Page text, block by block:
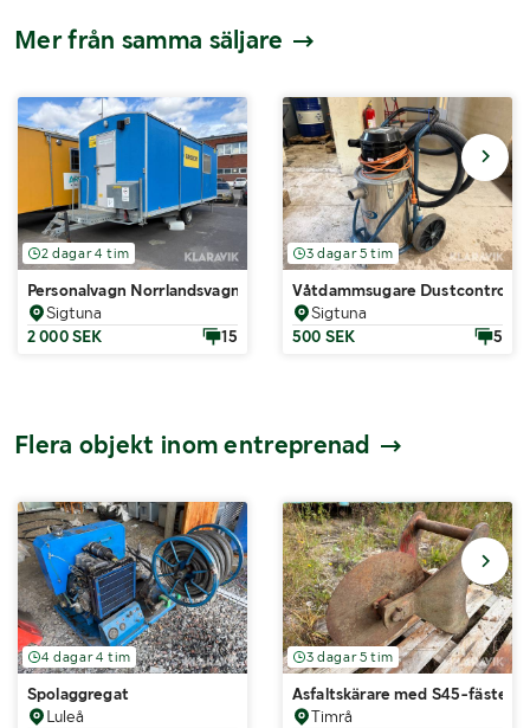
Mer från samma säljare
2 dagar 4 tim
Personalvagn Norrlandsvagnar OMF4-30
Sigtuna
2 000 SEK
15
3 dagar 5 tim
Våtdammsugare Dustcontrol
Sigtuna
500 SEK
5
Flera objekt inom entreprenad
4 dagar 4 tim
Spolaggregat
Luleå
3 dagar 5 tim
Asfaltskärare med S45-fäste
Timrå